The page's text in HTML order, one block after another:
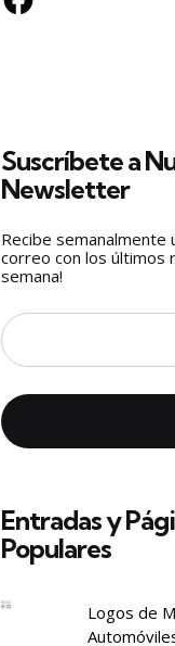
Suscríbete a
Newsletter
Recibe
correo con los últimos
semana!
Entradas y
Populares
Logos de